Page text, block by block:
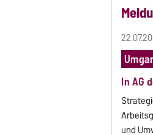
In AG
und